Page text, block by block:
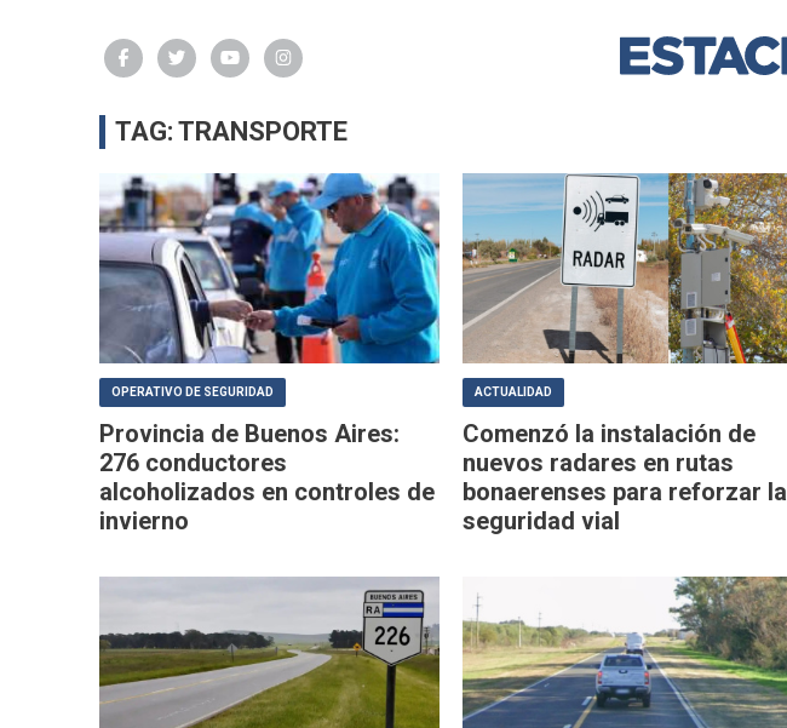
TAG: TRANSPORTE
OPERATIVO DE SEGURIDAD
Provincia de Buenos Aires:
276 conductores
alcoholizados en controles de
invierno
ACTUALIDAD
Comenzó la instalación de
nuevos radares en rutas
bonaerenses para reforzar la
seguridad vial